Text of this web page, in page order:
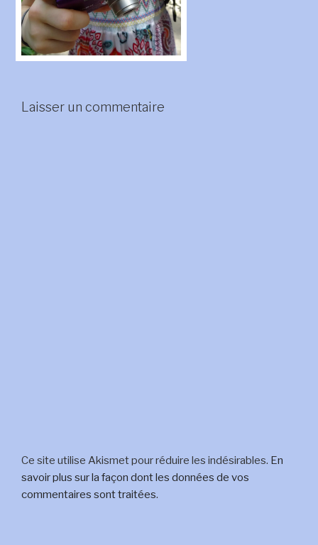
Laisser un commentaire
Ce site utilise Akismet pour réduire les indésirables. En
savoir plus sur la façon dont les données de vos
commentaires sont traitées.